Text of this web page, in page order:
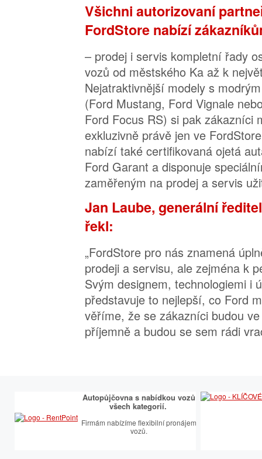
Všichni autorizovaní
FordStore nabízí
– prodej i servis kompletní řady
vozů od městského Ka až k
Nejatraktivnější modely s
(Ford Mustang, Ford Vignale
Ford Focus RS) si pak zákazníci
exkluzivně právě jen ve
nabízí také certifikovaná ojetá
Ford Garant a disponuje
zaměřeným na prodej a servis
Jan Laube, generální
řekl:
„FordStore pro nás znamená
prodeji a servisu, ale zejména k
Svým designem, technologiemi i
představuje to nejlepší, co Ford
věříme, že se zákazníci budou
příjemně a budou se sem rádi
Autopůjčovna s nabídkou vozů
všech kategorií.
Firmám nabízíme flexibilní pronájem
vozů.